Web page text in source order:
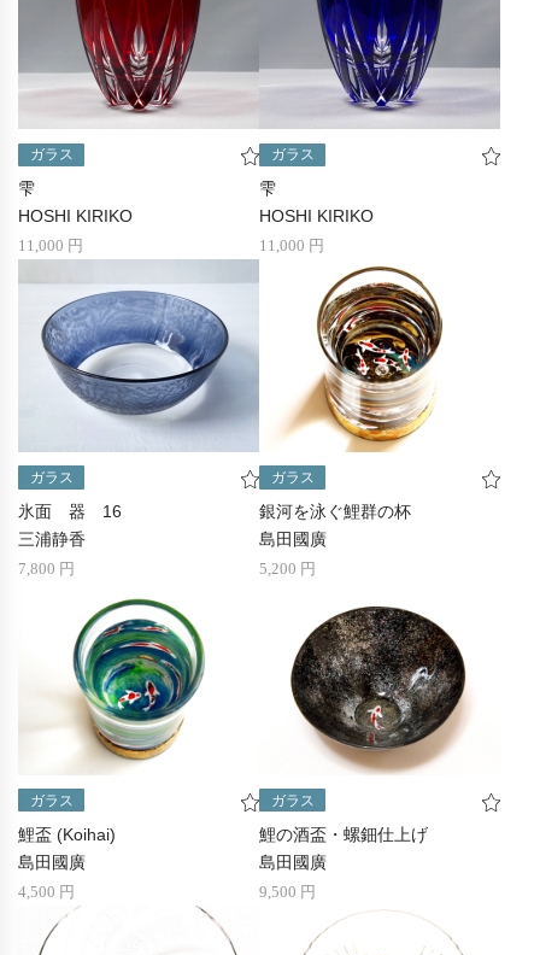
ガラス
雫
HOSHI KIRIKO
11,000 円
ガラス
雫
HOSHI KIRIKO
11,000 円
ガラス
氷面 器 16
三浦静香
7,800 円
ガラス
銀河を泳ぐ鯉群の杯
島田國廣
5,200 円
ガラス
鯉盃 (Koihai)
島田國廣
4,500 円
ガラス
鯉の酒盃・螺鈿仕上げ
島田國廣
9,500 円